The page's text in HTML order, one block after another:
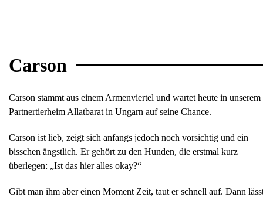
Carson
Carson stammt aus einem Armenviertel und wartet heute in unserem
Partnertierheim Allatbarat in Ungarn auf seine Chance.
Carson ist lieb, zeigt sich anfangs jedoch noch vorsichtig und ein
bisschen ängstlich. Er gehört zu den Hunden, die erstmal kurz
überlegen: „Ist das hier alles okay?“
Gibt man ihm aber einen Moment Zeit, taut er schnell auf. Dann